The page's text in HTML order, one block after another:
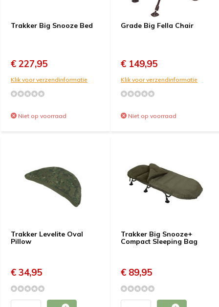
Trakker Big Snooze Bed
€ 227,95
Klik voor verzendinformatie
Niet op voorraad
Grade Big Fella Chair
€ 149,95
Klik voor verzendinformatie
Niet op voorraad
Trakker Levelite Oval
Pillow
€ 34,95
Trakker Big Snooze+
Compact Sleeping Bag
€ 89,95